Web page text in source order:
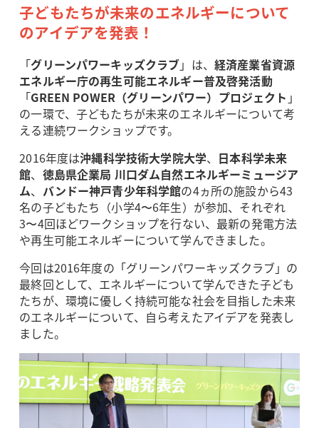
子どもたちが未来のエネルギーについて
のアイデアを発表！
「グリーンパワーキッズクラブ」は、 経済産業省資源
エネルギー庁の再生可能エネルギー普及啓発活動
「GREEN POWER（グリーンパワー）プロジェクト 」
の一環で、子どもたちが未来のエネルギーについて考
える連続ワークショップです。
2016年度は沖縄科学技術大学院大学、 日本科学未来
館、 徳島県企業局 川口ダム自然エネルギーミュージア
ム、 バンドー神戸青少年科学館の4ヵ所の施設から43
名の子どもたち（小学4〜6年生）が参加、それぞれ
3〜4回ほどワークショップを行ない、最新の発電方法
や再生可能エネルギーについて学んできました。
今回は2016年度の「グリーンパワーキッズクラブ」の
最終回として、エネルギーについて学んできた子ども
たちが、環境に優しく持続可能な社会を目指した未来
のエネルギーについて、自ら考えたアイデアを発表し
ました。